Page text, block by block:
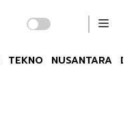
TEKNO NUSANTARA